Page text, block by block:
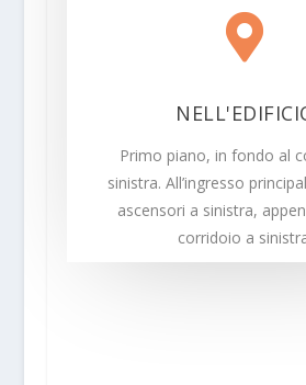

Primo piano, in fondo al
sinistra. All’ingresso
ascensori a sinistra,
corridoio a